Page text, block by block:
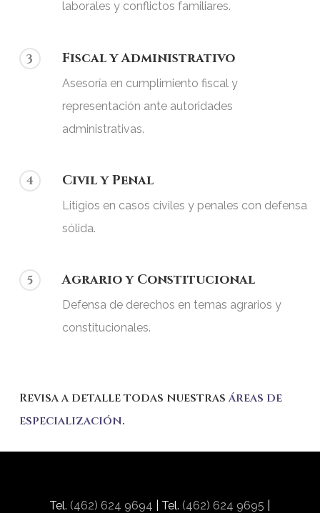
laborales y conflictos familiares.
3 Fiscal y Administrativo
Asesoría en cumplimiento fiscal y
representación ante autoridades
administrativas.
4 Civil y Penal
Litigios en casos civiles y penales con defensa
sólida.
5 Agrario y Constitucional
Defensa de derechos en temas agrarios y
constitucionales.
Revisa a detalle todas nuestras áreas de
especialización.
Tel. (462) 624 9694 | Tel. (462) 624 9695